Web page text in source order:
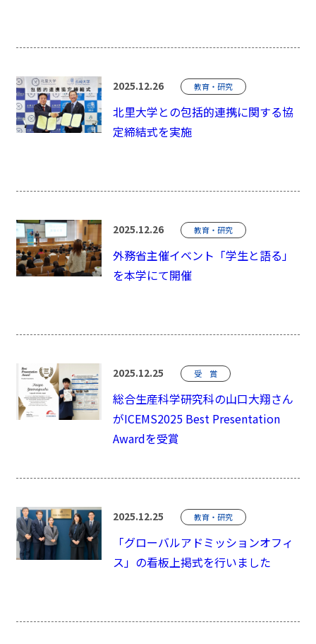
2025.12.26 教育・研究
北里大学との包括的連携に関する協
定締結式を実施
2025.12.26 教育・研究
外務省主催イベント「学生と語る」
を本学にて開催
2025.12.25 受 賞
総合生産科学研究科の山口大翔さん
がICEMS2025 Best Presentation
Awardを受賞
2025.12.25 教育・研究
「グローバルアドミッションオフィ
ス」の看板上掲式を行いました